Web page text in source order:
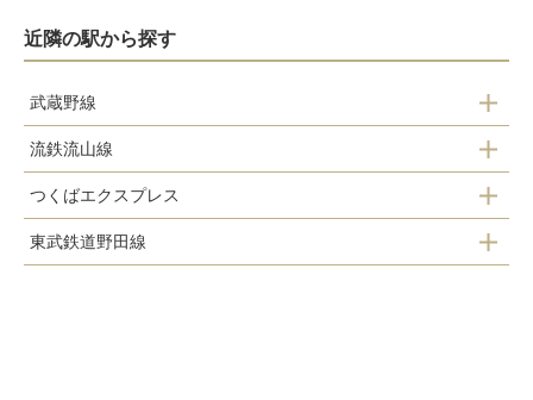
近隣の駅から探す
武蔵野線
南流山駅
流鉄流山線
鰭ヶ崎駅
平和台駅
つくばエクスプレス
南流山駅
東武鉄道野田線